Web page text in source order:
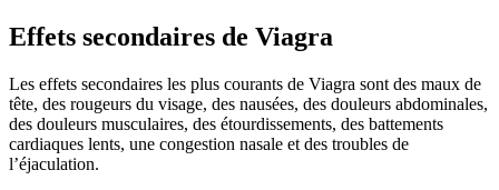
Effets secondaires de Viagra
Les effets secondaires les plus courants de Viagra sont des maux de
tête, des rougeurs du visage, des nausées, des douleurs abdominales,
des douleurs musculaires, des étourdissements, des battements
cardiaques lents, une congestion nasale et des troubles de
l’éjaculation.